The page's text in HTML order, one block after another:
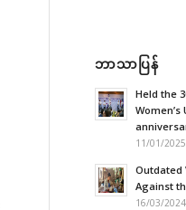
ဘာသာပြန်
Held the
Women’s
11/01/
Outdated
Against
16/03/